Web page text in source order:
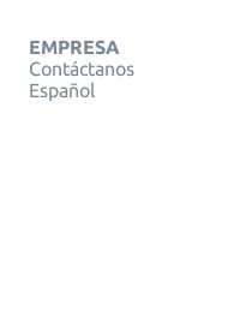
EMPRESA
Contáctanos
Español